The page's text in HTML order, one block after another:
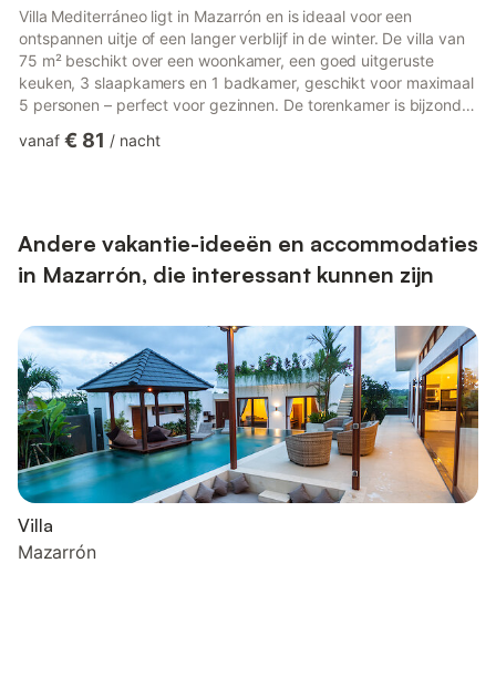
Villa Mediterráneo ligt in Mazarrón en is ideaal voor een
ontspannen uitje of een langer verblijf in de winter. De villa van
75 m² beschikt over een woonkamer, een goed uitgeruste
keuken, 3 slaapkamers en 1 badkamer, geschikt voor maximaal
5 personen – perfect voor gezinnen. De torenkamer is bijzonder
videogesprekken, airconditioning en een wasmachine. Op
tweep...
vanaf € 81 / nacht
Andere vakantie-ideeën en accommodaties
in Mazarrón, die interessant kunnen zijn
Villa
Mazarrón